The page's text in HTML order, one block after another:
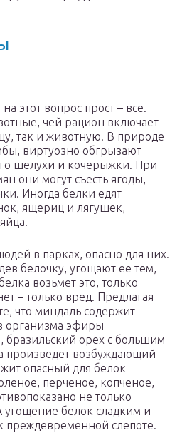
этот вопрос прост – все.
чей рацион включает
так и животную. В природе
виртуозно обгрызают
шелухи и кочерыжки. При
они могут съесть ягоды,
Иногда белки едят
ящериц и лягушек,
в парках, опасно для них.
белочку, угощают ее тем,
возьмет это, только
– только вред. Предлагая
что миндаль содержит
организма эфиры
бразильский орех с большим
произведет возбуждающий
опасный для белок
перченое, копченое,
не только
белок сладким и
преждевременной слепоте.